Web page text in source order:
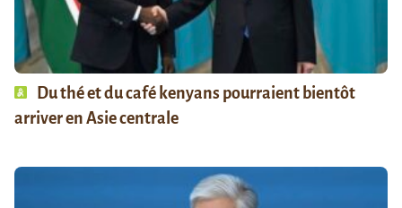
Du thé et du café kenyans pourraient bientôt
arriver en Asie centrale